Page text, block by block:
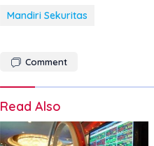
Mandiri Sekuritas
Comment
Read Also